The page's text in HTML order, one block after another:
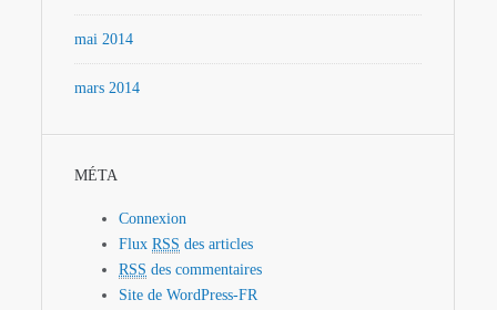
mai 2014
mars 2014
MÉTA
Connexion
FluxRSS des articles
RSS des commentaires
Site de WordPress-FR